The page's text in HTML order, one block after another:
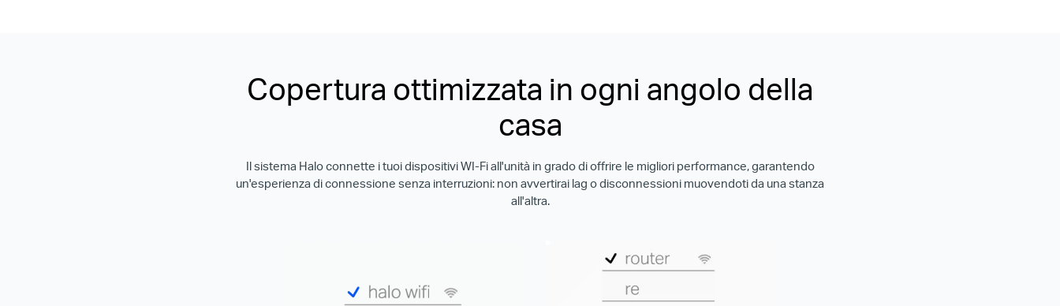
Copertura ottimizzata in ogni angolo della
casa
Il sistema Halo connette i tuoi dispositivi WI-Fi all'unità in grado di offrire le migliori performance, garantendo
un'esperienza di connessione senza interruzioni: non avvertirai lag o disconnessioni muovendoti da una stanza
all'altra.